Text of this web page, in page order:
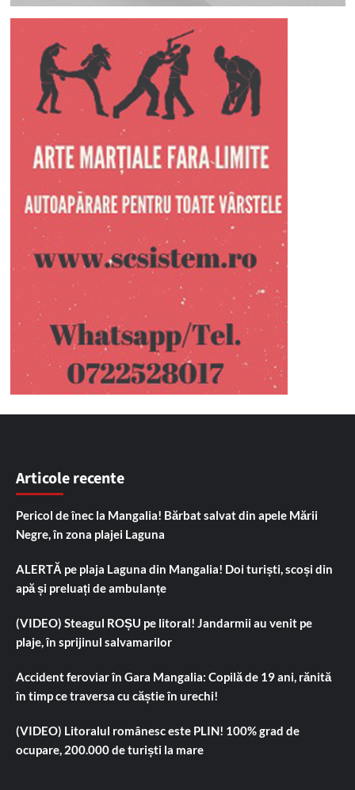
Articole recente
Pericol de înec la Mangalia! Bărbat salvat din apele Mării
Negre, în zona plajei Laguna
ALERTĂ pe plaja Laguna din Mangalia! Doi turiști, scoși din
apă și preluați de ambulanțe
(VIDEO) Steagul ROȘU pe litoral! Jandarmii au venit pe
plaje, în sprijinul salvamarilor
Accident feroviar în Gara Mangalia: Copilă de 19 ani, rănită
în timp ce traversa cu căștie în urechi!
(VIDEO) Litoralul românesc este PLIN! 100% grad de
ocupare, 200.000 de turiști la mare